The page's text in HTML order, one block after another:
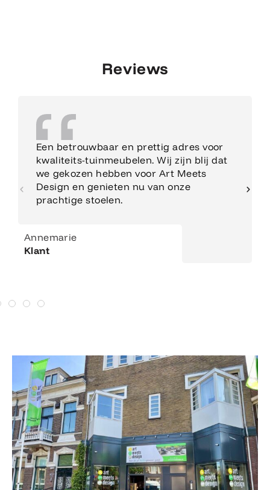
Reviews
Een betrouwbaar en prettig adres voor
kwaliteits-tuinmeubelen. Wij zijn blij dat
we gekozen hebben voor Art Meets
Design en genieten nu van onze
prachtige stoelen.
Annemarie
Klant